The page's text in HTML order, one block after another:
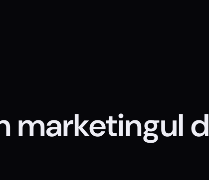
marketingul